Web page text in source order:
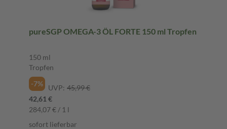
pureSGP OMEGA-3 ÖL FORTE 150 ml Tropfen
150 ml
Tropfen
-7%
UVP: 45,99 €
42,61 €
284,07 € / 1 l
sofort lieferbar